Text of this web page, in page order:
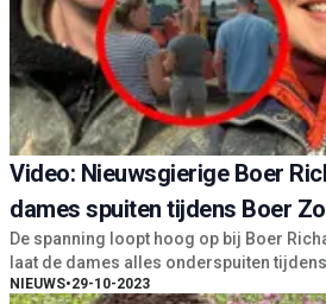
Video: Nieuwsgierige Boer
dames spuiten tijdens Boer
De spanning loopt hoog op bij Boer
laat de dames alles onderspuiten
NIEUWS•29-10-2023